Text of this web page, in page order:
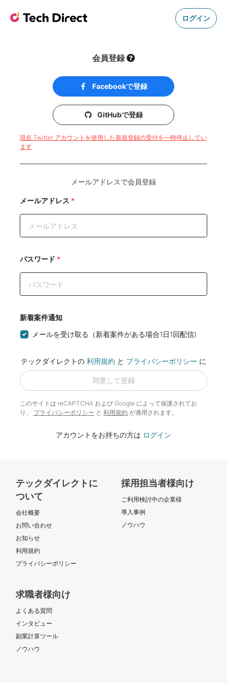
ログイン
会員登録
Facebookで登録
GitHubで登録
現在 Twitter アカウントを使用した新規登録の受付を一時停止してい
ます
メールアドレスで会員登録
メールアドレス *
パスワード *
新着案件通知
メールを受け取る（新着案件がある場合1日1回配信)
テックダイレクトの 利用規約 と プライバシーポリシー に
同意して登録
このサイトは reCAPTCHA および Google によって保護されてお
り、 プライバシーポリシー と 利用規約 が適用されます。
アカウントをお持ちの方は ログイン
テックダイレクトに
ついて
会社概要
お問い合わせ
お知らせ
利用規約
プライバシーポリシー
採用担当者様向け
ご利用検討中の企業様
導入事例
ノウハウ
求職者様向け
よくある質問
インタビュー
副業計算ツール
ノウハウ